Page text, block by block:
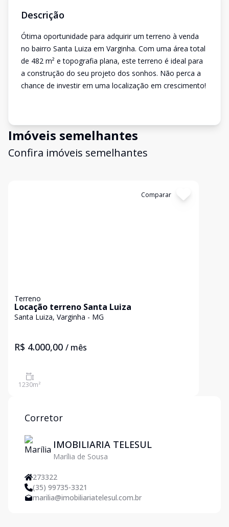
Descrição
Ótima oportunidade para adquirir um terreno à venda
no bairro Santa Luiza em Varginha. Com uma área total
de 482 m² e topografia plana, este terreno é ideal para
a construção do seu projeto dos sonhos. Não perca a
chance de investir em uma localização em crescimento!
Imóveis semelhantes
Confira imóveis semelhantes
Comparar
Terreno
Locação terreno Santa Luiza
Santa Luiza, Varginha - MG
R$ 4.000,00 / mês
1230m²
Corretor
IMOBILIARIA TELESUL
Marília de Sousa
273322
(35) 99735-3321
marilia@imobiliariatelesul.com.br